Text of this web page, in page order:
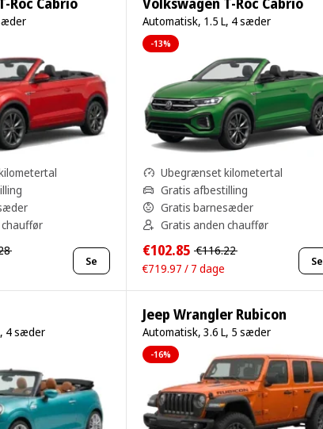
Se
Automatisk, 1.5 L, 4 sæder
-13%
Ubegrænset kilometertal
Gratis afbestilling
Gratis barnesæder
Gratis anden chauffør
€102.85 €116.22
€719.97 / 7 dage
Se
4 sæder
Jeep Wrangler Rubicon
Automatisk, 3.6 L, 5 sæder
-16%